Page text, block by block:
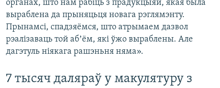
органах, што нам рабіць з прадукцыяй, якая была
выраблена да прыняцьця новага рэглямэнту.
Прынамсі, спадзяёмся, што атрымаем дазвол
рэалізаваць той абʼём, які ўжо выраблены. Але
дагэтуль ніякага рашэньня няма».
7 тысяч даляраў у макулятуру з